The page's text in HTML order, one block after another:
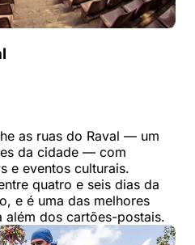
as ruas do Raval — um
da cidade — com
e eventos culturais.
quatro e seis dias da
e é uma das melhores
além dos cartões-postais.